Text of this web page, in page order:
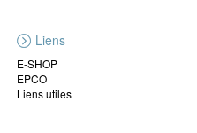
Liens
E-SHOP
EPCO
Liens utiles